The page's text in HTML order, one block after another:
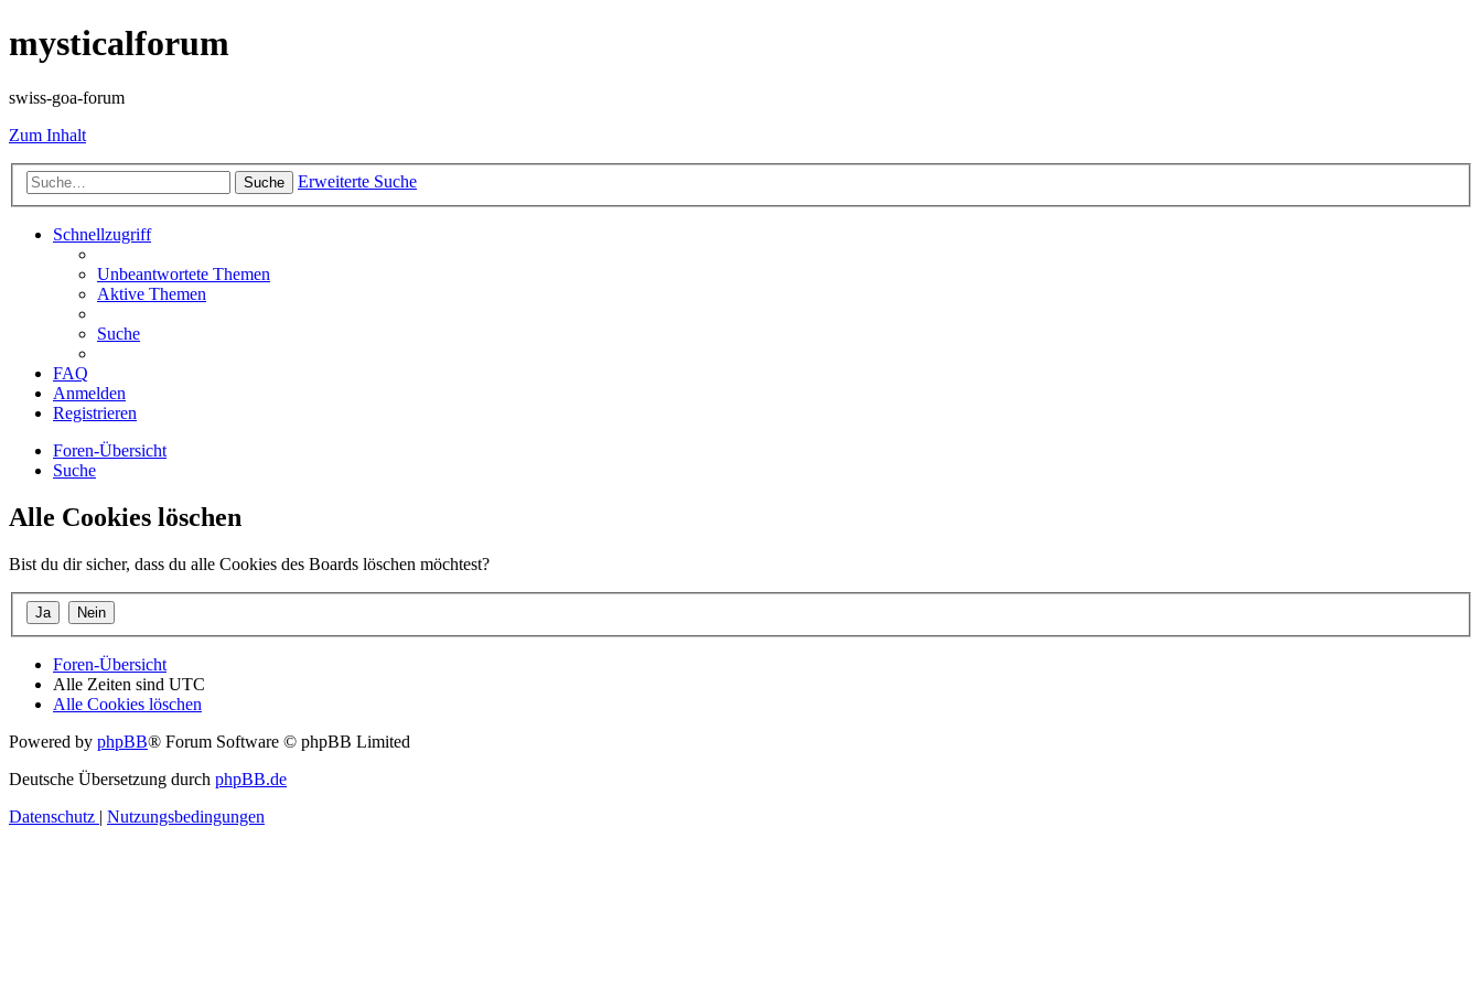
mysticalforum
swiss-goa-forum
Zum Inhalt
Suche Erweiterte Suche
Schnellzugriff
Unbeantwortete Themen
Aktive Themen
Suche
FAQ
Anmelden
Registrieren
Foren-Übersicht
Suche
Alle Cookies löschen
Bist du dir sicher, dass du alle Cookies des Boards löschen möchtest?
Foren-Übersicht
Alle Zeiten sind UTC
Alle Cookies löschen
Powered by phpBB® Forum Software © phpBB Limited
Deutsche Übersetzung durch phpBB.de
Datenschutz | Nutzungsbedingungen